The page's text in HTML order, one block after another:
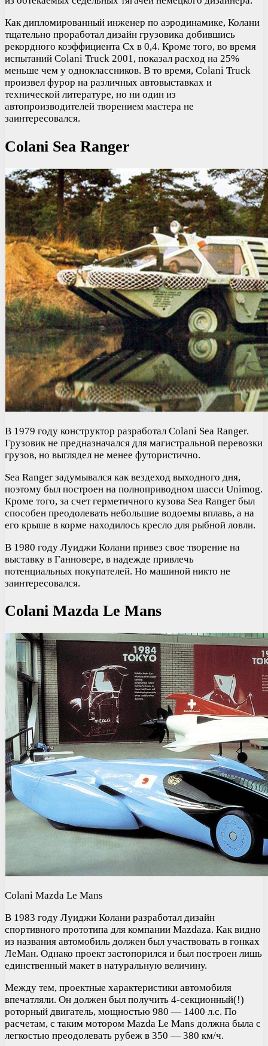
Как дипломированный инженер по аэродинамике, Колани
тщательно проработал дизайн грузовика добившись
рекордного коэффициента Cx в 0,4. Кроме того, во время
испытаний Colani Truck 2001, показал расход на 25%
меньше чем у одноклассников. В то время, Colani Truck
произвел фурор на различных автовыставках и
технической литературе, но ни один из
автопроизводителей творением мастера не
заинтересовался.
Colani Sea Ranger
В 1979 году конструктор разработал Colani Sea Ranger.
Грузовик не предназначался для магистральной перевозки
грузов, но выглядел не менее футористично.
Sea Ranger задумывался как вездеход выходного дня,
поэтому был построен на полноприводном шасси Unimog.
Кроме того, за счет герметичного кузова Sea Ranger был
способен преодолевать небольшие водоемы вплавь, а на
его крыше в корме находилось кресло для рыбной ловли.
В 1980 году Луиджи Колани привез свое творение на
выставку в Ганновере, в надежде привлечь
потенциальных покупателей. Но машиной никто не
заинтересовался.
Colani Mazda Le Mans
Colani Mazda Le Mans
В 1983 году Луиджи Колани разработал дизайн
спортивного прототипа для компании Mazdaza. Как видно
из названия автомобиль должен был участвовать в гонках
ЛеМан. Однако проект застопорился и был построен лишь
единственный макет в натуральную величину.
Между тем, проектные характеристики автомобиля
впечатляли. Он должен был получить 4-секционный(!)
роторный двигатель, мощностью 980 — 1400 л.с. По
расчетам, с таким мотором Mazda Le Mans должна была с
легкостью преодолевать рубеж в 350 — 380 км/ч.